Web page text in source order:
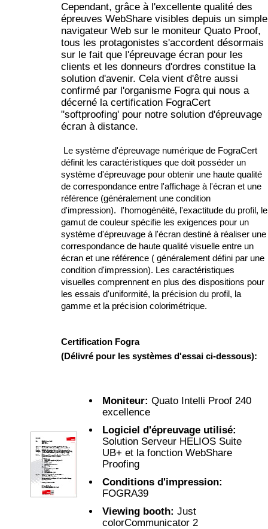
Cependant, grâce à l'excellente qualité des
épreuves WebShare visibles depuis un simple
navigateur Web sur le moniteur Quato Proof,
tous les protagonistes s'accordent désormais
sur le fait que l'épreuvage écran pour les
clients et les donneurs d'ordres constitue la
solution d'avenir. Cela vient d'être aussi
confirmé par l'organisme Fogra qui nous a
décerné la certification FograCert
"softproofing' pour notre solution d'épreuvage
écran à distance.
Le système d'épreuvage numérique de FograCert
définit les caractéristiques que doit posséder un
système d'épreuvage pour obtenir une haute qualité
de correspondance entre l'affichage à l'écran et une
référence (généralement une condition
d'impression). l'homogénéité, l'exactitude du profil, le
gamut de couleur spécifie les exigences pour un
système d'épreuvage à l'écran destiné à réaliser une
correspondance de haute qualité visuelle entre un
écran et une référence ( généralement défini par une
condition d'impression). Les caractéristiques
visuelles comprennent en plus des dispositions pour
les essais d'uniformité, la précision du profil, la
gamme et la précision colorimétrique.
Certification Fogra
(Délivré pour les systèmes d'essai ci-dessous):
Moniteur: Quato Intelli Proof 240
excellence
Logiciel d'épreuvage utilisé:
Solution Serveur HELIOS Suite
UB+ et la fonction WebShare
Proofing
Conditions d'impression:
FOGRA39
Viewing booth: Just
colorCommunicator 2